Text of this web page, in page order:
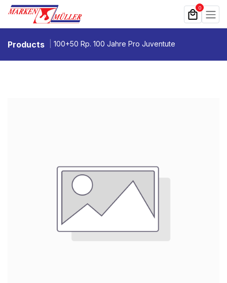
Zum Inhalt springen 0
Products 100+50 Rp. 100 Jahre Pro Juventute